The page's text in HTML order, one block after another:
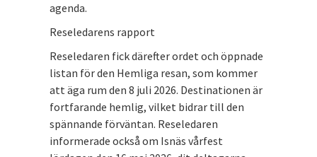
agenda.
Reseledarens rapport
Reseledaren fick därefter ordet och öppnade
listan för den Hemliga resan, som kommer
att äga rum den 8 juli 2026. Destinationen är
fortfarande hemlig, vilket bidrar till den
spännande förväntan. Reseledaren
informerade också om Isnäs vårfest